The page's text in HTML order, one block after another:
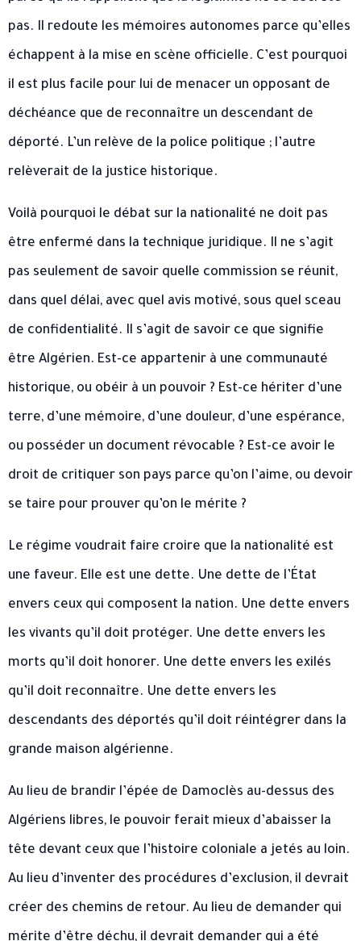
pas. Il redoute les mémoires autonomes parce qu’elles
échappent à la mise en scène officielle. C’est pourquoi
il est plus facile pour lui de menacer un opposant de
déchéance que de reconnaître un descendant de
déporté. L’un relève de la police politique ; l’autre
relèverait de la justice historique.
Voilà pourquoi le débat sur la nationalité ne doit pas
être enfermé dans la technique juridique. Il ne s’agit
pas seulement de savoir quelle commission se réunit,
dans quel délai, avec quel avis motivé, sous quel sceau
de confidentialité. Il s’agit de savoir ce que signifie
être Algérien. Est-ce appartenir à une communauté
historique, ou obéir à un pouvoir ? Est-ce hériter d’une
terre, d’une mémoire, d’une douleur, d’une espérance,
ou posséder un document révocable ? Est-ce avoir le
droit de critiquer son pays parce qu’on l’aime, ou devoir
se taire pour prouver qu’on le mérite ?
Le régime voudrait faire croire que la nationalité est
une faveur. Elle est une dette. Une dette de l’État
envers ceux qui composent la nation. Une dette envers
les vivants qu’il doit protéger. Une dette envers les
morts qu’il doit honorer. Une dette envers les exilés
qu’il doit reconnaître. Une dette envers les
descendants des déportés qu’il doit réintégrer dans la
grande maison algérienne.
Au lieu de brandir l’épée de Damoclès au-dessus des
Algériens libres, le pouvoir ferait mieux d’abaisser la
tête devant ceux que l’histoire coloniale a jetés au loin.
Au lieu d’inventer des procédures d’exclusion, il devrait
créer des chemins de retour. Au lieu de demander qui
mérite d’être déchu, il devrait demander qui a été